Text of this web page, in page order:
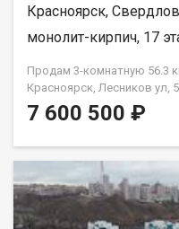
Красноярск,
монолит-кирпич, 17
Продам 3-комнатную 56.3
Красноярск, Лесников
ЗАСТРОЙЩИКА
7 600 500 ₽